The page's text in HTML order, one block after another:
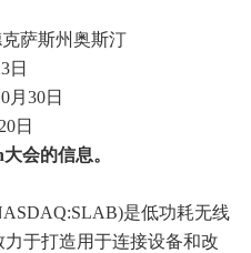
克萨斯州奥斯汀
日
月30日
日
会的信息。
是低功耗无线
于打造用于连接设备和改